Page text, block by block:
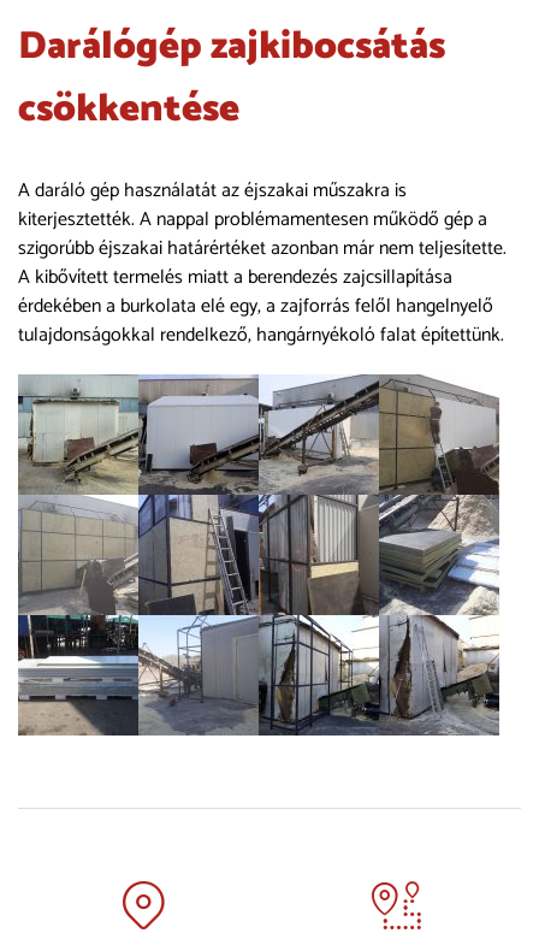
Darálógép zajkibocsátás
csökkentése
A daráló gép használatát az éjszakai műszakra is
kiterjesztették. A nappal problémamentesen működő gép a
szigorúbb éjszakai határértéket azonban már nem teljesítette.
A kibővített termelés miatt a berendezés zajcsillapítása
érdekében a burkolata elé egy, a zajforrás felől hangelnyelő
tulajdonságokkal rendelkező, hangárnyékoló falat építettünk.